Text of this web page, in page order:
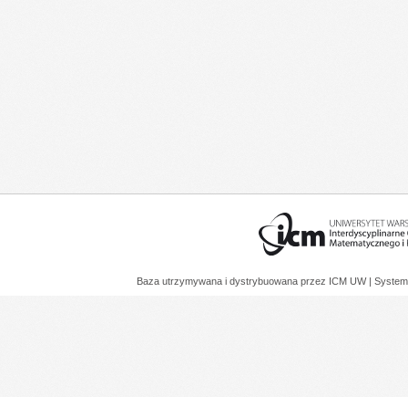
Baza utrzymywana i dystrybuowana przez ICM UW |